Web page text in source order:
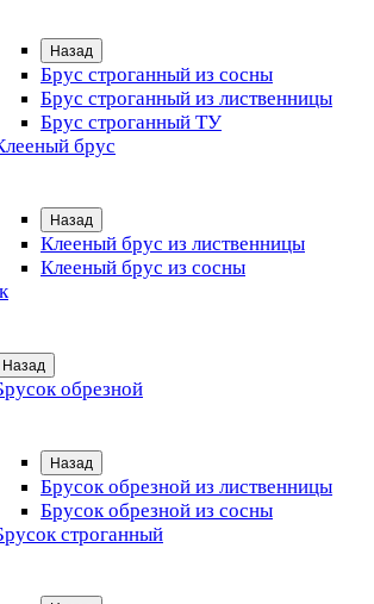
Назад
Брус строганный из сосны
Брус строганный из лиственницы
Брус строганный ТУ
брус
Назад
Клееный брус из лиственницы
Клееный брус из сосны
Назад
обрезной
Назад
Брусок обрезной из лиственницы
Брусок обрезной из сосны
строганный